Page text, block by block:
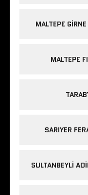
MALTEPE
MALTEPE
SARIYER
SULTANBEYLI